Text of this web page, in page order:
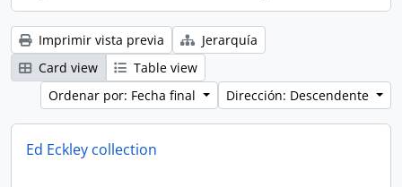
Imprimir vista previa
Jerarquía
Card view
Table view
Ordenar por: Fecha final
Dirección: Descendente
Ed Eckley collection